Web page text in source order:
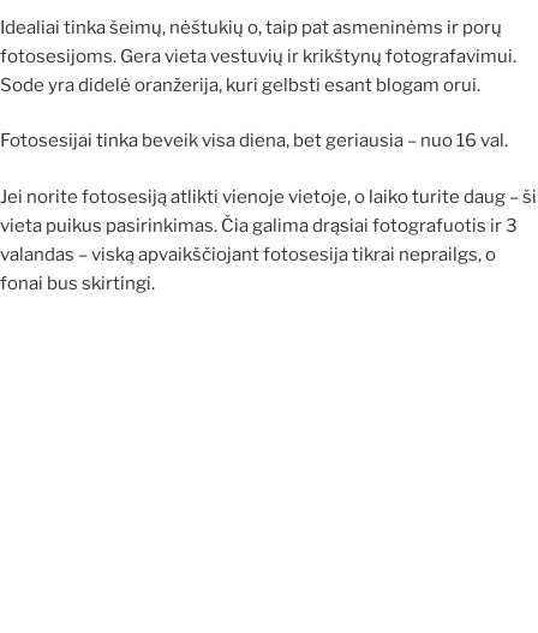
Idealiai tinka šeimų, nėštukių o, taip pat asmeninėms ir porų
fotosesijoms. Gera vieta vestuvių ir krikštynų fotografavimui.
Sode yra didelė oranžerija, kuri gelbsti esant blogam orui.
Fotosesijai tinka beveik visa diena, bet geriausia – nuo 16 val.
Jei norite fotosesiją atlikti vienoje vietoje, o laiko turite daug – ši
vieta puikus pasirinkimas. Čia galima drąsiai fotografuotis ir 3
valandas – viską apvaikščiojant fotosesija tikrai neprailgs, o
fonai bus skirtingi.